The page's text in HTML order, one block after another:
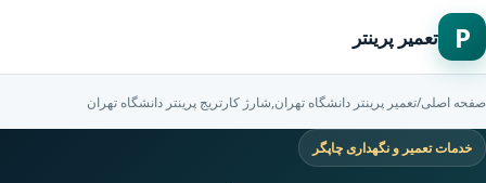
P تعمیر پرینتر
صفحه اصلی/تعمیر پرینتر دانشگاه تهران,شارژ کارتریج پرینتر دانشگاه تهران
خدمات تعمیر و نگهداری چاپگر